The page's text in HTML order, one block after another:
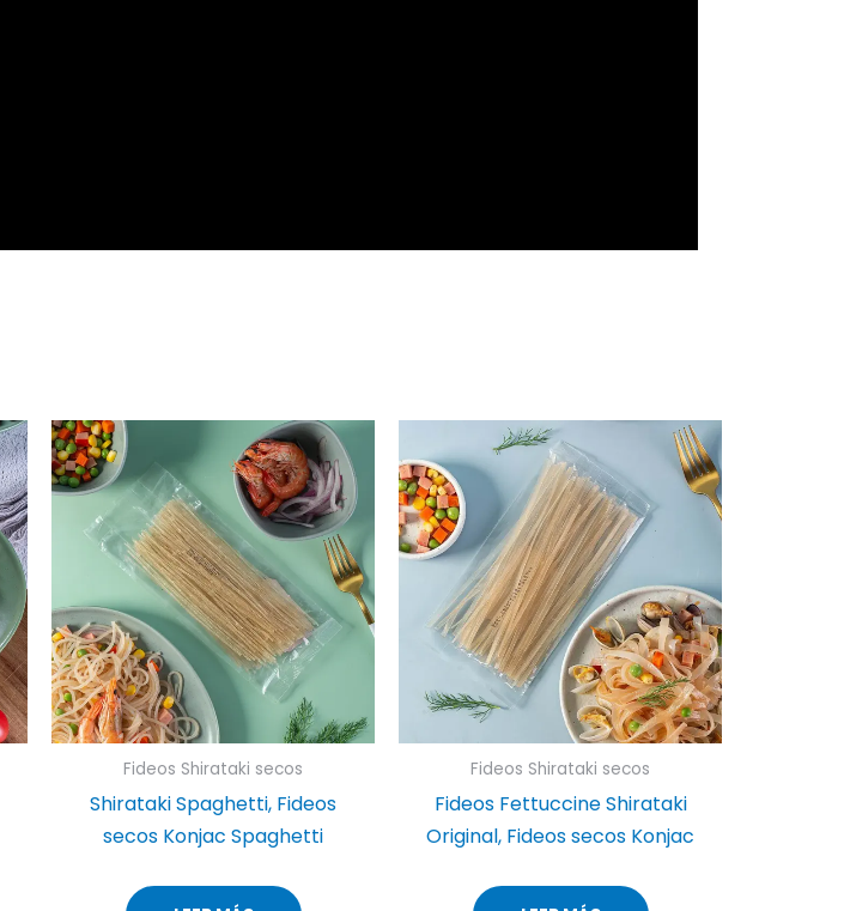
Fideos Shirataki secos
Shirataki Spaghetti, Fideos
secos Konjac Spaghetti
Fideos Shirataki secos
Fideos Fettuccine Shirataki
Original, Fideos secos Konjac